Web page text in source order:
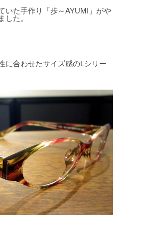
いた手作り「歩～AYUMI」がや
した。
に合わせたサイズ感のLシリー